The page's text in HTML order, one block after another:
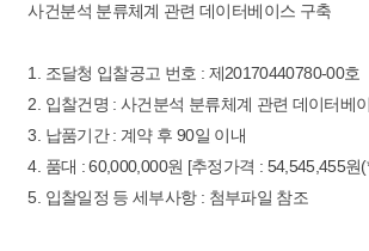
사건분석 분류체계 관련 데이터베이스 구축
1. 조달청 입찰공고 번호 : 제20170440780-00호
2. 입찰건명 : 사건분석 분류체계 관련 데이터베
3. 납품기간 : 계약 후 90일 이내
4. 품대 : 60,000,000원 [추정가격 : 54,545,455원
5. 입찰일정 등 세부사항 : 첨부파일 참조